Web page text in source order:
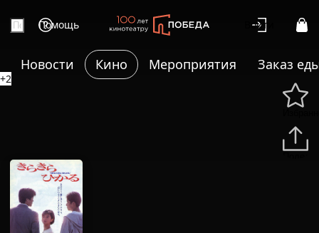
Помощь Войти
Новости Кино Мероприятия Заказ
+2